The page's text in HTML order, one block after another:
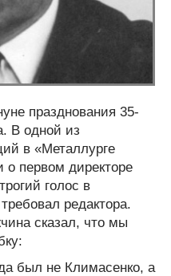
празднования 35-
В одной из
в «Металлурге
первом директоре
голос в
редактора.
сказал, что мы
был не Климасенко, а